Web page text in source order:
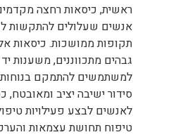
ראשית, כיסאות רחצה
אנשים שעלולים להתקשות
תקופות ממושכות. כיסאות
גבהים מתכווננים, משענות
למשתמשים להתמקם בנוחות
סידור ישיבה יציב
לאנשים לבצע פעילויות
טיפוח תחושת עצמאות